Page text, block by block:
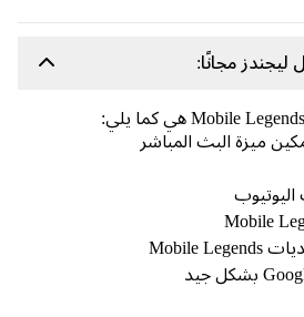
مجانًا:
البث المباشر